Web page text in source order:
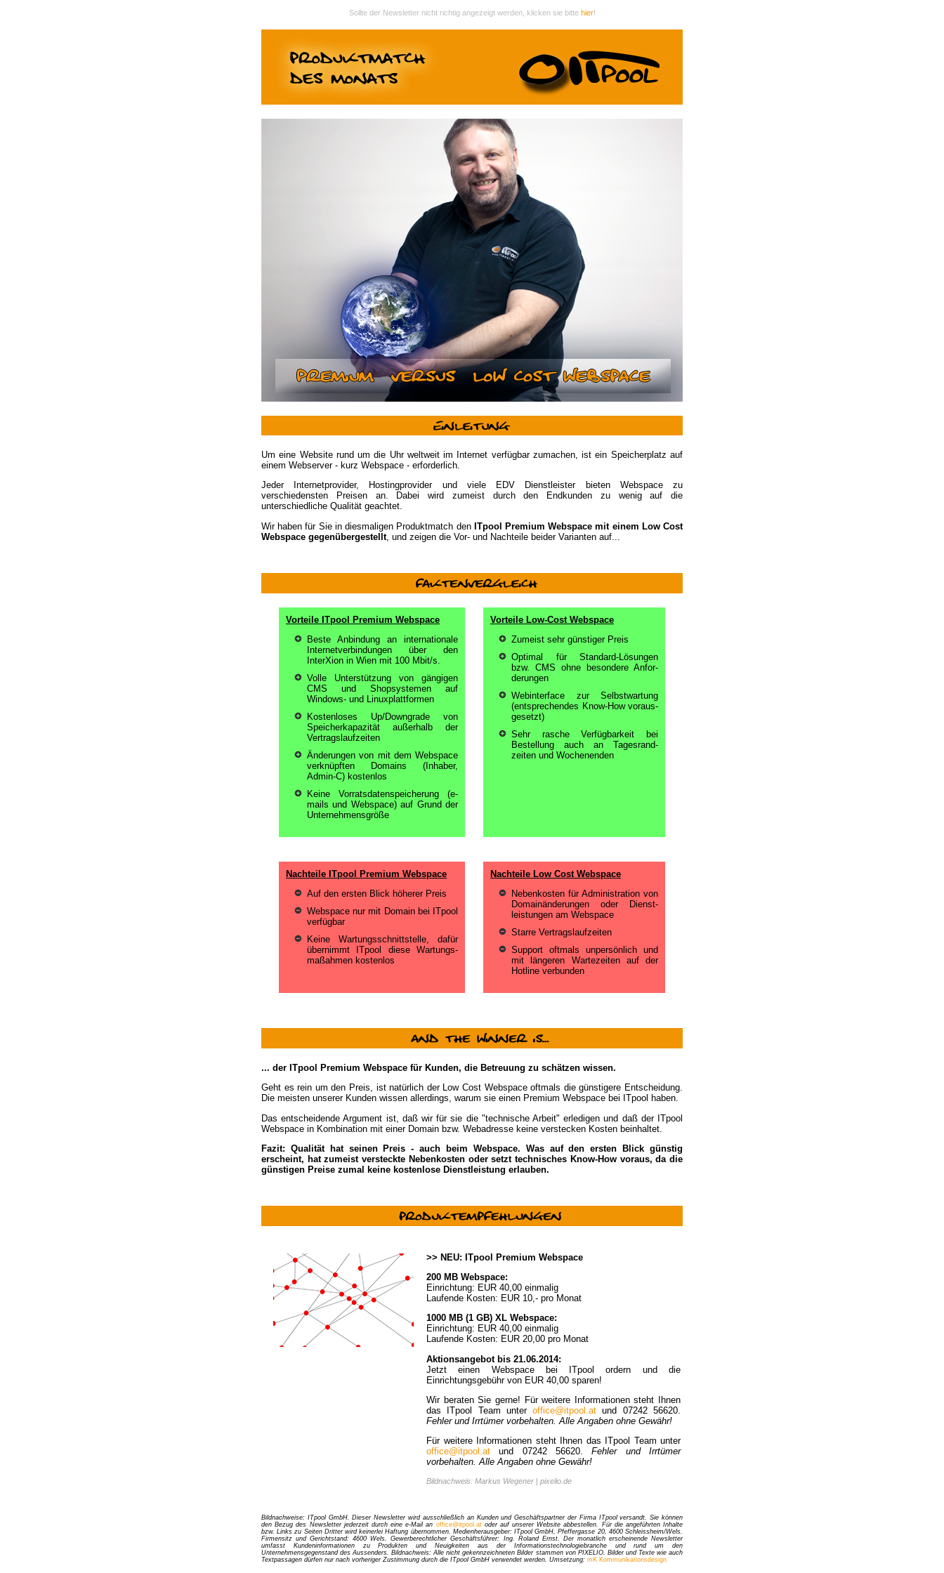
Sollte der Newsletter nicht richtig angezeigt werden, klicken sie bitte hier!
Um eine Website rund um die Uhr weltweit im Internet verfügbar zumachen, ist ein Speicherplatz auf
einem Webserver - kurz Webspace - erforderlich.
Jeder Internetprovider, Hostingprovider und viele EDV Dienstleister bieten Webspace zu
verschiedensten Preisen an. Dabei wird zumeist durch den Endkunden zu wenig auf die
unterschiedliche Qualität geachtet.
Wir haben für Sie in diesmaligen Produktmatch den ITpool Premium Webspace mit einem Low Cost
Webspace gegenübergestellt, und zeigen die Vor- und Nachteile beider Varianten auf...
Vorteile ITpool Premium Webspace
Beste Anbindung an internationale
Internetverbindungen über den
InterXion in Wien mit 100 Mbit/s.
Volle Unterstützung von gängigen
CMS und Shopsystemen auf
Windows- und Linuxplattformen
Kostenloses Up/Downgrade von
Speicherkapazität außerhalb der
Vertragslaufzeiten
Änderungen von mit dem Webspace
verknüpften Domains (Inhaber,
Admin-C) kostenlos
Keine Vorratsdatenspeicherung (e-
mails und Webspace) auf Grund der
Unternehmensgröße
Vorteile Low-Cost Webspace
Zumeist sehr günstiger Preis
Optimal für Standard-Lösungen
bzw. CMS ohne besondere Anfor-
derungen
Webinterface zur Selbstwartung
(entsprechendes Know-How voraus-
gesetzt)
Sehr rasche Verfügbarkeit bei
Bestellung auch an Tagesrand-
zeiten und Wochenenden
Nachteile ITpool Premium Webspace
Auf den ersten Blick höherer Preis
Webspace nur mit Domain bei ITpool
verfügbar
Keine Wartungsschnittstelle, dafür
übernimmt ITpool diese Wartungs-
maßahmen kostenlos
Nachteile Low Cost Webspace
Nebenkosten für Administration von
Domainänderungen oder Dienst-
leistungen am Webspace
Starre Vertragslaufzeiten
Support oftmals unpersönlich und
mit längeren Wartezeiten auf der
Hotline verbunden
... der ITpool Premium Webspace für Kunden, die Betreuung zu schätzen wissen.
Geht es rein um den Preis, ist natürlich der Low Cost Webspace oftmals die günstigere Entscheidung.
Die meisten unserer Kunden wissen allerdings, warum sie einen Premium Webspace bei ITpool haben.
Das entscheidende Argument ist, daß wir für sie die "technische Arbeit" erledigen und daß der ITpool
Webspace in Kombination mit einer Domain bzw. Webadresse keine verstecken Kosten beinhaltet.
Fazit: Qualität hat seinen Preis - auch beim Webspace. Was auf den ersten Blick günstig
erscheint, hat zumeist versteckte Nebenkosten oder setzt technisches Know-How voraus, da die
günstigen Preise zumal keine kostenlose Dienstleistung erlauben.
>> NEU: ITpool Premium Webspace
200 MB Webspace:
Einrichtung: EUR 40,00 einmalig
Laufende Kosten: EUR 10,- pro Monat
1000 MB (1 GB) XL Webspace:
Einrichtung: EUR 40,00 einmalig
Laufende Kosten: EUR 20,00 pro Monat
Aktionsangebot bis 21.06.2014:
Jetzt einen Webspace bei ITpool ordern und die
Einrichtungsgebühr von EUR 40,00 sparen!
Wir beraten Sie gerne! Für weitere Informationen steht Ihnen
das ITpool Team unteroffice@itpool.at und 07242 56620.
Fehler und Irrtümer vorbehalten. Alle Angaben ohne Gewähr!
Für weitere Informationen steht Ihnen das ITpool Team unter
office@itpool.at und 07242 56620.Fehler und Irrtümer
vorbehalten. Alle Angaben ohne Gewähr!
Bildnachweis: Markus Wegener | pixelio.de
Bildnachweise: ITpool GmbH. Dieser Newsletter wird ausschließlich an Kunden und Geschäftspartner der Firma ITpool versandt. Sie können
den Bezug des Newsletter jederzeit durch eine e-Mail an office@itpool.atoder auf unserer Website abbestellen. Für die angeführten Inhalte
bzw. Links zu Seiten Dritter wird keinerlei Haftung übernommen. Medienherausgeber: ITpool GmbH, Pfeffergasse 20, 4600 Schleissheim/Wels.
Firmensitz und Gerichtstand: 4600 Wels. Gewerberechtlicher Geschäftsführer: Ing. Roland Ernst. Der monatlich erscheinende Newsletter
umfasst Kundeninformationen zu Produkten und Neuigkeiten aus der Informationstechnologiebranche und rund um den
Unternehmensgegenstand des Aussenders. Bildnachweis: Alle nicht gekennzeichneten Bilder stammen von PIXELIO. Bilder und Texte wie auch
Textpassagen dürfen nur nach vorheriger Zustimmung durch die ITpool GmbH verwendet werden. Umsetzung: mK Kommunikationsdesign